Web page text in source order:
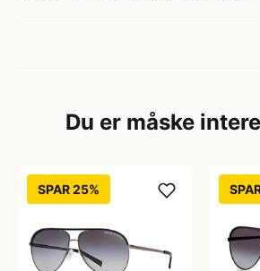
Du er måske
SPAR 25%